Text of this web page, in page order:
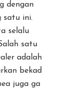
dengan
satu ini.
selalu
satu
adalah
bekad
juga ga